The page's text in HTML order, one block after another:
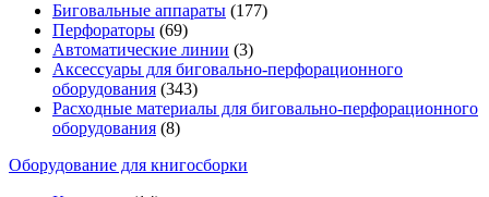
Биговальные аппараты (177)
Перфораторы (69)
Автоматические линии (3)
Аксессуары для биговально-перфорационного
оборудования (343)
Расходные материалы для биговально-перфорационного
оборудования (8)
Оборудование для книгосборки